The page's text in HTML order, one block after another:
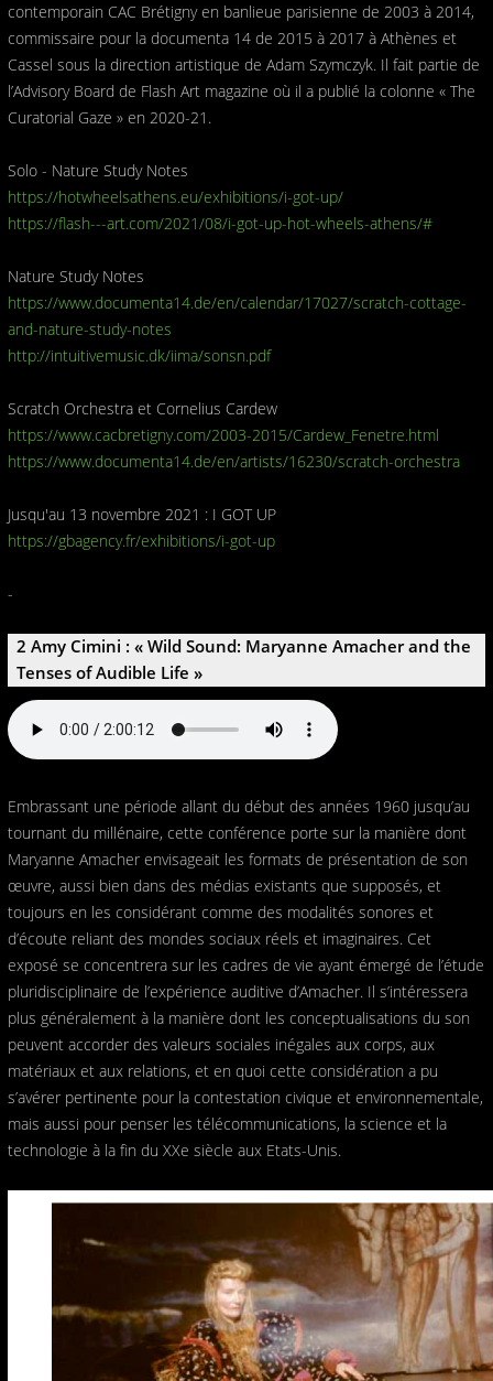
contemporain CAC Brétigny en banlieue parisienne de 2003 à 2014,
commissaire pour la documenta 14 de 2015 à 2017 à Athènes et
Cassel sous la direction artistique de Adam Szymczyk. Il fait partie de
l’Advisory Board de Flash Art magazine où il a publié la colonne « The
Curatorial Gaze » en 2020-21.
Solo - Nature Study Notes
https://hotwheelsathens.eu/exhibitions/i-got-up/
https://flash---art.com/2021/08/i-got-up-hot-wheels-athens/#
Nature Study Notes
https://www.documenta14.de/en/calendar/17027/scratch-cottage-
and-nature-study-notes
http://intuitivemusic.dk/iima/sonsn.pdf
Scratch Orchestra et Cornelius Cardew
https://www.cacbretigny.com/2003-2015/Cardew_Fenetre.html
https://www.documenta14.de/en/artists/16230/scratch-orchestra
Jusqu'au 13 novembre 2021 : I GOT UP
https://gbagency.fr/exhibitions/i-got-up
-
2 Amy Cimini : « Wild Sound: Maryanne Amacher and the
Tenses of Audible Life »
Embrassant une période allant du début des années 1960 jusqu’au
tournant du millénaire, cette conférence porte sur la manière dont
Maryanne Amacher envisageait les formats de présentation de son
œuvre, aussi bien dans des médias existants que supposés, et
toujours en les considérant comme des modalités sonores et
d’écoute reliant des mondes sociaux réels et imaginaires. Cet
exposé se concentrera sur les cadres de vie ayant émergé de l’étude
pluridisciplinaire de l’expérience auditive d’Amacher. Il s’intéressera
plus généralement à la manière dont les conceptualisations du son
peuvent accorder des valeurs sociales inégales aux corps, aux
matériaux et aux relations, et en quoi cette considération a pu
s’avérer pertinente pour la contestation civique et environnementale,
mais aussi pour penser les télécommunications, la science et la
technologie à la fin du XXe siècle aux Etats-Unis.